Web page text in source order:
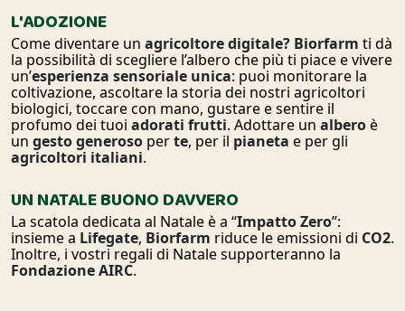
L'ADOZIONE
Come diventare un agricoltore digitale? Biorfarm ti dà
la possibilità di scegliere l’albero che più ti piace e vivere
un’esperienza sensoriale unica: puoi monitorare la
coltivazione, ascoltare la storia dei nostri agricoltori
biologici, toccare con mano, gustare e sentire il
profumo dei tuoi adorati frutti. Adottare un alberoè
un gestogeneroso perte, per il pianeta e per gli
agricoltori italiani.
UN NATALE BUONO DAVVERO
La scatola dedicata al Natale è a “ImpattoZero”:
insieme a Lifegate, Biorfarm riduce le emissioni di CO2.
Inoltre, i vostri regali di Natale supporteranno la
Fondazione AIRC.